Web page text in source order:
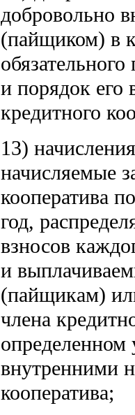
добровольно
(пайщиком) в
и порядок его
кредитного
13)
начисляемые
кооператива
год,
взносов
и
(пайщикам)
члена
определенном
внутренними
кооператива;